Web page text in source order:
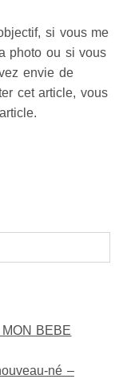
si vous me
photo ou si vous
envie de
cet article, vous
BEBE
né –